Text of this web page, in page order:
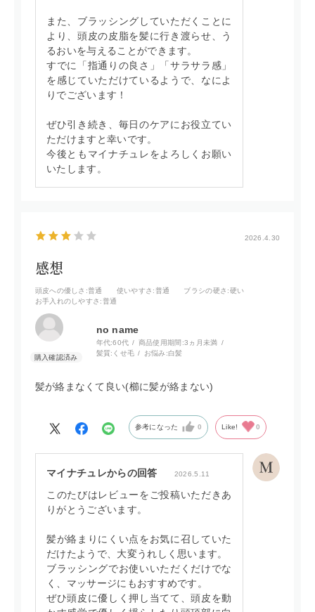
また、ブラッシングしていただくことに
より、頭皮の皮脂を髪に行き渡らせ、う
るおいを与えることができます。
すでに「指通りの良さ」「サラサラ感」
を感じていただけているようで、なによ
りでございます！
ぜひ引き続き、毎日のケアにお役立てい
ただけますと幸いです。
今後ともマイナチュレをよろしくお願い
いたします。
2026.4.30
感想
頭皮への優しさ :普通 使いやすさ :普通 ブラシの硬さ :硬い
お手入れのしやすさ :普通
no name
年代:60代 商品使用期間:3ヵ月未満
髪質: くせ毛 お悩み:白髪
髪が絡まなくて良い(櫛に髪が絡まない)
参考になった 0 Like! 0
マイナチュレからの回答 2026.5.11
このたびはレビューをご投稿いただきあ
りがとうございます。
髪が絡まりにくい点をお気に召していた
だけたようで、大変うれしく思います。
ブラッシングでお使いいただくだけでな
く、マッサージにもおすすめです。
ぜひ頭皮に優しく押し当てて、頭皮を動